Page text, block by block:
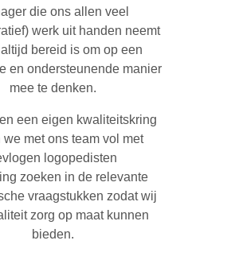
die ons allen veel
werk uit handen neemt
bereid is om op een
en ondersteunende manier
mee te denken.
een eigen kwaliteitskring
we met ons team vol met
logopedisten
zoeken in de relevante
vraagstukken zodat wij
zorg op maat kunnen
bieden.